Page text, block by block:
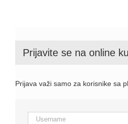
Prijavite se na online
Prijava važi samo za korisnike sa